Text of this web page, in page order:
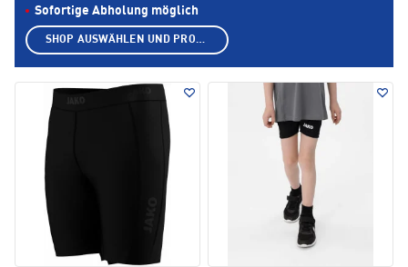
Sofortige Abholung möglich
SHOP AUSWÄHLEN UND PRODUKTE ANZEIGEN